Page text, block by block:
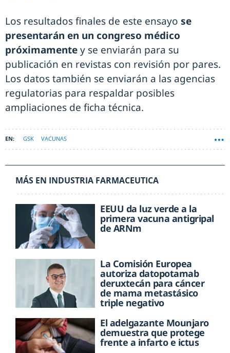
Los resultados finales de este ensayo se
presentarán en un congreso médico
próximamentey se enviarán para su
publicación en revistas con revisión por pares.
Los datos también se enviarán a las agencias
regulatorias para respaldar posibles
ampliaciones de ficha técnica.
GSK VACUNAS
MÁS EN INDUSTRIA FARMACEUTICA
EEUU da luz verde a la
primera vacuna antigripal
de ARNm
La Comisión Europea
autoriza datopotamab
deruxtecán para cáncer
de mama metastásico
triple negativo
El adelgazante Mounjaro
demuestra que protege
frente a infarto e ictus